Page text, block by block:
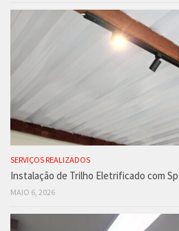
SERVIÇOS REALIZADOS
Instalação de Trilho Eletrificado com
MAIO 6, 2026